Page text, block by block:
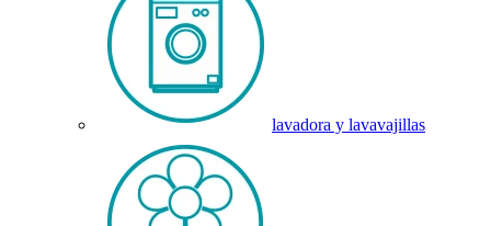
lavadora y lavavajillas